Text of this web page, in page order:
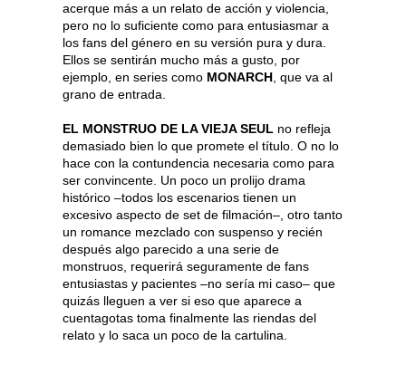
acerque más a un relato de acción y violencia,
pero no lo suficiente como para entusiasmar a
los fans del género en su versión pura y dura.
Ellos se sentirán mucho más a gusto, por
ejemplo, en series como MONARCH , que va al
grano de entrada.
EL MONSTRUO DE LA VIEJA SEUL no refleja
demasiado bien lo que promete el título. O no lo
hace con la contundencia necesaria como para
ser convincente. Un poco un prolijo drama
histórico –todos los escenarios tienen un
excesivo aspecto de set de filmación–, otro tanto
un romance mezclado con suspenso y recién
después algo parecido a una serie de
monstruos, requerirá seguramente de fans
entusiastas y pacientes –no sería mi caso– que
quizás lleguen a ver si eso que aparece a
cuentagotas toma finalmente las riendas del
relato y lo saca un poco de la cartulina.